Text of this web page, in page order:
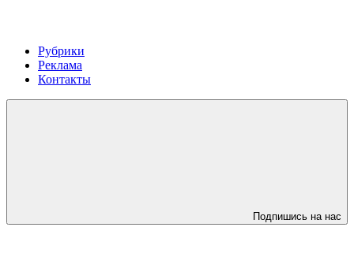
Рубрики
Реклама
Контакты
Подпишись на нас